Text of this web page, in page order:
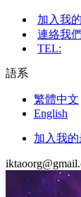
加入我
連絡我們
TEL:
語系
繁體中文
English
加入我的